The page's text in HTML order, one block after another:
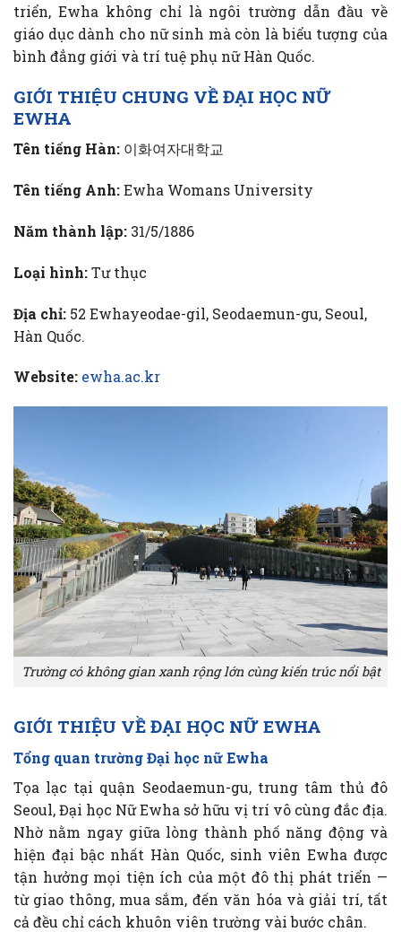
triển, Ewha không chỉ là ngôi trường dẫn đầu về
giáo dục dành cho nữ sinh mà còn là biểu tượng của
bình đẳng giới và trí tuệ phụ nữ Hàn Quốc.
GIỚI THIỆU CHUNG VỀ ĐẠI HỌC NỮ
EWHA
Tên tiếng Hàn: 이화여자대학교
Tên tiếng Anh:Ewha Womans University
Năm thành lập: 31/5/1886
Loại hình:Tư thục
Địa chỉ: 52 Ewhayeodae-gil, Seodaemun-gu, Seoul,
Hàn Quốc.
Website: ewha.ac.kr
Trường có không gian xanh rộng lớn cùng kiến trúc nổi bật
GIỚI THIỆU VỀ ĐẠI HỌC NỮ EWHA
Tổng quan trường Đại học nữ Ewha
Tọa lạc tại quận Seodaemun-gu, trung tâm thủ đô
Seoul, Đại học Nữ Ewha sở hữu vị trí vô cùng đắc địa.
Nhờ nằm ngay giữa lòng thành phố năng động và
hiện đại bậc nhất Hàn Quốc, sinh viên Ewha được
tận hưởng mọi tiện ích của một đô thị phát triển —
từ giao thông, mua sắm, đến văn hóa và giải trí, tất
cả đều chỉ cách khuôn viên trường vài bước chân.